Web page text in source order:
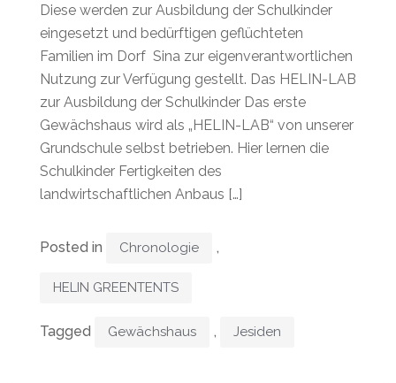
Diese werden zur Ausbildung der Schulkinder
eingesetzt und bedürftigen geflüchteten
Familien im Dorf Sina zur eigenverantwortlichen
Nutzung zur Verfügung gestellt. Das HELIN-LAB
zur Ausbildung der Schulkinder Das erste
Gewächshaus wird als „HELIN-LAB“ von unserer
Grundschule selbst betrieben. Hier lernen die
Schulkinder Fertigkeiten des
landwirtschaftlichen Anbaus […]
Posted in Chronologie ,
HELIN GREENTENTS
Tagged Gewächshaus , Jesiden